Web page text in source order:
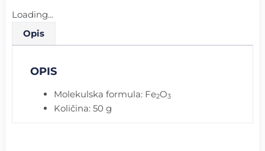
Loading...
Opis
OPIS
Molekulska formula: Fe2O3
Količina: 50 g